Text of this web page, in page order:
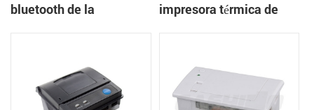
bluetooth de la
impresora térmica de